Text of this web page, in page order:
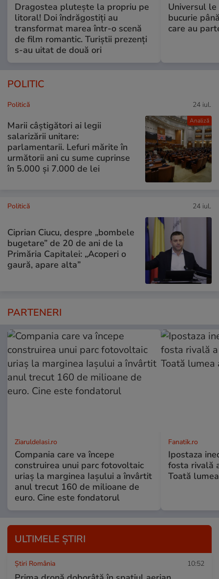
Dragostea plutește la propriu pe
litoral! Doi îndrăgostiți au
transformat marea într-o scenă
de film romantic. Turiștii prezenți
s-au uitat de două ori
Universul
bucurie
care au
POLITIC
Analiză
Politică 24 iul.
Marii câștigători ai legii
salarizării unitare:
parlamentarii. Lefuri mărite în
următorii ani cu sume cuprinse
în 5.000 și 7.000 de lei
Politică 24 iul.
Ciprian Ciucu, despre „bombele
bugetare” de 20 de ani de la
Primăria Capitalei: „Acoperi o
gaură, apare alta”
PARTENERI
ZiaruldeIasi.ro
Compania care va începe
construirea unui parc fotovoltaic
uriaș la marginea Iașului a învârtit
anul trecut 160 de milioane de
euro. Cine este fondatorul
Fanatik.ro
Ipostaza
fosta rivală
Toată
ULTIMELE ȘTIRI
Știri România 10:52